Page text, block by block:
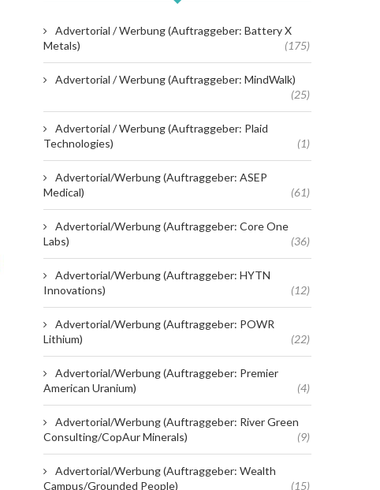
Advertorial / Werbung (Auftraggeber: Battery X
Metals)
(175)
Advertorial / Werbung (Auftraggeber: MindWalk)
(25)
Advertorial / Werbung (Auftraggeber: Plaid
Technologies)
(1)
Advertorial/Werbung (Auftraggeber: ASEP
Medical)
(61)
Advertorial/Werbung (Auftraggeber: Core One
Labs)
(36)
Advertorial/Werbung (Auftraggeber: HYTN
Innovations)
(12)
Advertorial/Werbung (Auftraggeber: POWR
Lithium)
(22)
Advertorial/Werbung (Auftraggeber: Premier
American Uranium)
(4)
Advertorial/Werbung (Auftraggeber: River Green
Consulting/CopAur Minerals)
(9)
Advertorial/Werbung (Auftraggeber: Wealth
Campus/Grounded People)
(15)